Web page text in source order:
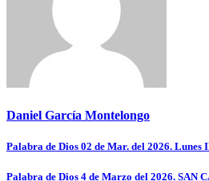
Daniel García Montelongo
Navegación
de
Palabra de Dios 02 de Mar. del 2026. Lunes
Palabra de Dios 4 de Marzo del 2026. SAN